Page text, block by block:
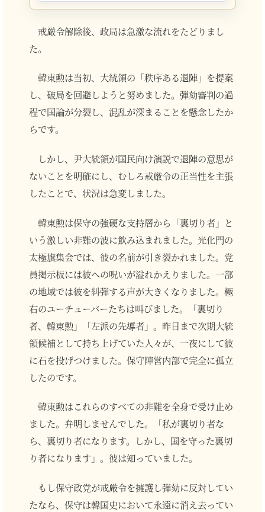
戒厳令解除後、政局は急激な流れをたどりまし
た。
韓東勲は当初、大統領の「秩序ある退陣」を提案
し、破局を回避しようと努めました。弾劾審判の過
程で国論が分裂し、混乱が深まることを懸念したか
らです。
しかし、尹大統領が国民向け演説で退陣の意思が
ないことを明確にし、むしろ戒厳令の正当性を主張
したことで、状況は急変しました。
韓東勲は保守の強硬な支持層から「裏切り者」と
いう激しい非難の波に飲み込まれました。光化門の
太極旗集会では、彼の名前が引き裂かれました。党
員掲示板には彼への呪いが溢れかえりました。一部
の地域では彼を糾弾する声が大きくなりました。極
右のユーチューバーたちは叫びました。「裏切り
者、韓東勲」「左派の先導者」。昨日まで次期大統
領候補として持ち上げていた人々が、一夜にして彼
に石を投げつけました。保守陣営内部で完全に孤立
したのです。
韓東勲はこれらのすべての非難を全身で受け止め
ました。弁明しませんでした。「私が裏切り者な
ら、裏切り者になります。しかし、国を守った裏切
り者になります」。彼は知っていました。
もし保守政党が戒厳令を擁護し弾劾に反対してい
たなら、保守は韓国史において永遠に消え去ってい